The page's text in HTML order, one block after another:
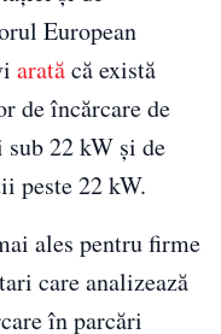
European
aratăcă există
de încărcare de
22 kW și de
peste 22 kW.
ales pentru firme
care analizează
în parcări